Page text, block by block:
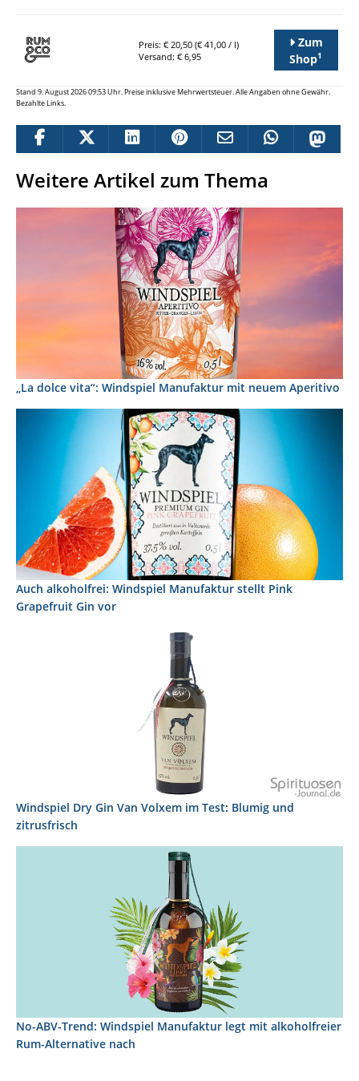
Preis: € 20,50 (€ 41,00 / l)
Versand: € 6,95
Zum
Shop1
Stand 9. August 2026 09:53 Uhr. Preise inklusive Mehrwertsteuer. Alle Angaben ohne Gewähr.
Bezahlte Links.
Weitere Artikel zum Thema
„La dolce vita“: Windspiel Manufaktur mit neuem Aperitivo
Auch alkoholfrei: Windspiel Manufaktur stellt Pink
Grapefruit Gin vor
Windspiel Dry Gin Van Volxem im Test: Blumig und
zitrusfrisch
No-ABV-Trend: Windspiel Manufaktur legt mit alkoholfreier
Rum-Alternative nach